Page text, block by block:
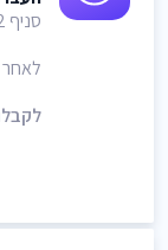
סניף 772 חשבון: 500665
לקבלה